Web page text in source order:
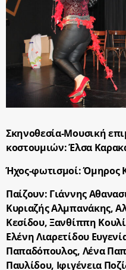
Σκηνοθεσία-Μουσική
κοστουμιών: Έλσα
Ήχος-φωτισμοί: Όμηρος
Παίζουν: Γιάννης
Κυριαζής Αλμπανάκης,
Κεσίδου, Ξανθίππη
Ελένη Λιαρετίδου
Παπαδόπουλος, Λένα
Παυλίδου, Ιφιγένεια